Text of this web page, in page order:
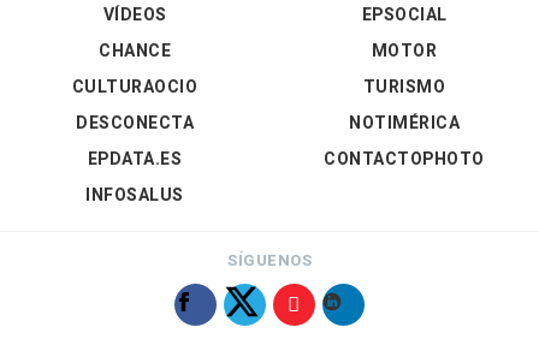
VÍDEOS
EPSOCIAL
CHANCE
CULTURAOCIO
DESCONECTA
EPDATA.ES
INFOSALUS
MOTOR
TURISMO
NOTIMÉRICA
CONTACTOPHOTO
SÍGUENOS